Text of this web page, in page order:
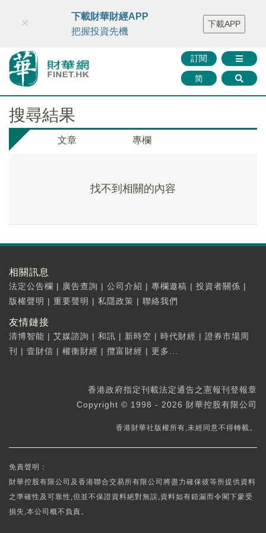
財華智庫網 FINTV FINMETA 財華證券 媒體矩陣
智庫沙龍
聯絡我們
訂閱
简
×
下載財華財經APP
把握投資先機
下載APP
搜尋結果
文章 專欄
找不到相關的內容
相關訊息
法定公告欄 | 廣告查詢 | 公司介紹 | 專欄邀稿 | 投資者關係 |
版權聲明 | 重要聲明 | 私隱政策 | 聯絡我們
友情鏈接
清博智能 | 艾媒諮詢 | 和訊 | 新時空 | 時代財經 | 證券市場周
刊
| 壹財信 | 權衡財經 | 攬富財經 | 更多...
香港政府指定刊載法定通告之憲報刊登報章
Copyright © 1998 - 2026 財華控股有限公司
香港財華社版權所有,未經同意不得轉載。
免責聲明：
財華控股有限公司及香港聯合交易所有限公司將盡力確保彼等所提供資料
之準確性及可靠性,但並不保證資料絕對無誤,資料如有錯漏而令閣下蒙受
損失,本公司概不負責。